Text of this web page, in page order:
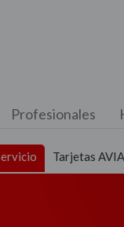
Profesionales
Tarjetas AVIA